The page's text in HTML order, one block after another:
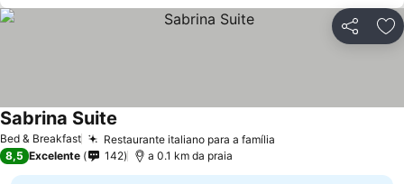
Partilhar
Bed & Breakfast Restaurante italiano para a família
Sabrina Suite
8,5 Excelente 142 a 0.1 km da praia